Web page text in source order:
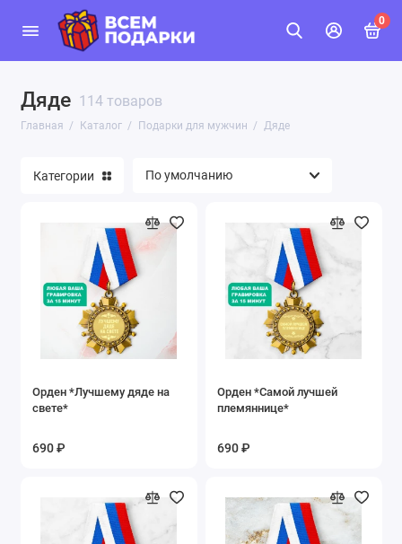
0
Дяде 114 товаров
Главная Каталог Подарки для мужчин Дяде
Категории
Орден *Лучшему дяде на
свете*
690 ₽
Орден *Самой лучшей
племяннице*
690 ₽